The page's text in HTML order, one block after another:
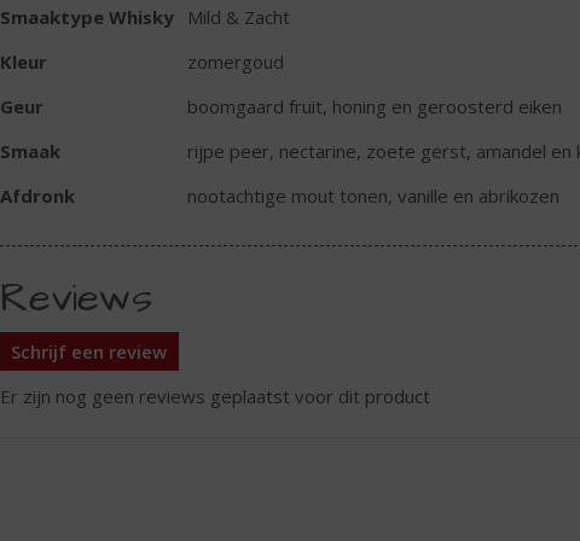
Smaaktype Whisky
Mild & Zacht
Kleur
zomergoud
Geur
boomgaard fruit, honing en geroosterd eiken
Smaak
rijpe peer, nectarine, zoete gerst, amandel en
Afdronk
nootachtige mout tonen, vanille en abrikozen
Reviews
Schrijf een review
Er zijn nog geen reviews geplaatst voor dit product